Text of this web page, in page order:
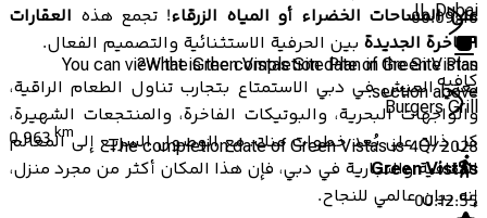
على المساحات الخضراء أو المياه الزرقاء! تجمع هذه العقارات
الفاخرة الجديدة بين الحرفية الاستثنائية والتصميم الفعال.
يعني العيش في دبي الاستمتاع بتجارب تناول الطعام الراقية،
والواجهات البحرية، والبوتيكات الفاخرة، والمنتجعات الشهيرة،
كل ذلك على بُعد خطوات منك. مع الوصول السريع إلى المعالم
الثقافية والتجارية في دبي، فإن هذا المكان أكثر من مجرد منزل،
إنه بيان عالمي للنجاح.
00:09:46
كافيه
Burgers Grill
0.963km
00:12:55
II, Dubai .
You can view the Green Vistas Site Plan in the Site Plan
section above.
What is the completion date of Green Vistas?
The completion date of Green Vistas is 4Q/2028
Green Vistas